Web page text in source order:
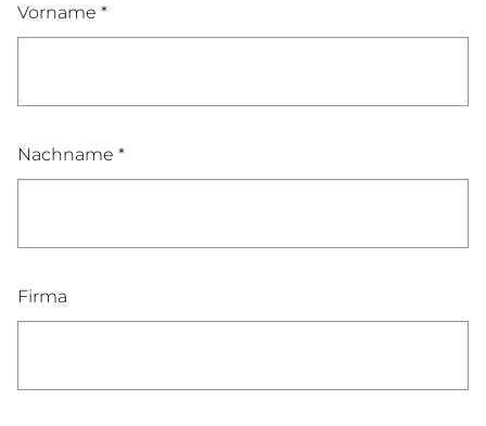
Vorname *
Nachname *
Firma